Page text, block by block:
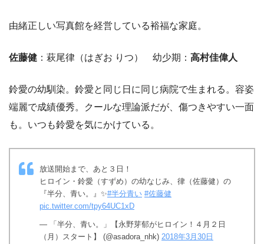
由緒正しい写真館を経営している裕福な家庭。
佐藤健 ：萩尾律（はぎお りつ） 幼少期： 高村佳偉人
鈴愛の幼馴染。鈴愛と同じ日に同じ病院で生まれる。容姿
端麗で成績優秀。クールな理論派だが、傷つきやすい一面
も。いつも鈴愛を気にかけている。
放送開始まで、あと３日！
ヒロイン・鈴愛（すずめ）の幼なじみ、律（佐藤健）の
『半分、青い。』✨#半分青い #佐藤健
pic.twitter.com/tpy64UC1xD
— 「半分、青い。」【永野芽郁がヒロイン！４月２日
（月）スタート】 (@asadora_nhk) 2018年3月30日